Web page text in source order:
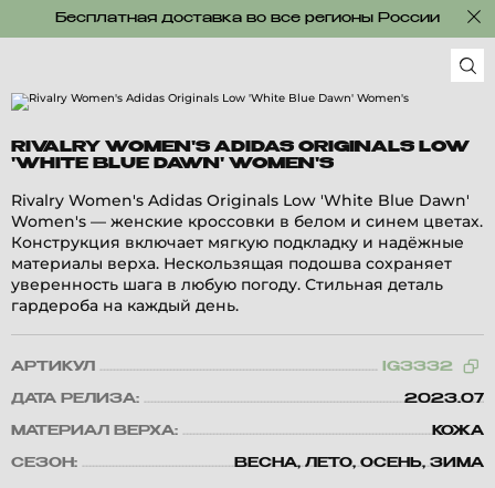
Бесплатная доставка во все регионы России
RIVALRY WOMEN'S ADIDAS ORIGINALS LOW
'WHITE BLUE DAWN' WOMEN'S
Rivalry Women's Adidas Originals Low 'White Blue Dawn'
Women's — женские кроссовки в белом и синем цветах.
Конструкция включает мягкую подкладку и надёжные
материалы верха. Нескользящая подошва сохраняет
уверенность шага в любую погоду. Стильная деталь
гардероба на каждый день.
АРТИКУЛ IG3332
ДАТА РЕЛИЗА: 2023.07
МАТЕРИАЛ ВЕРХА: КОЖА
СЕЗОН: ВЕСНА, ЛЕТО, ОСЕНЬ, ЗИМА